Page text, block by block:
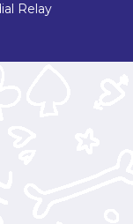
Relay